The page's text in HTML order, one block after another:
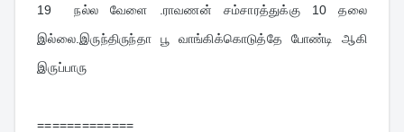
19 நல்ல வேளை .ராவணன் சம்சாரத்துக்கு 10 தலை
இல்லை.இருந்திருந்தா பூ வாங்கிக்கொடுத்தே போண்டி ஆகி
இருப்பாரு
=============